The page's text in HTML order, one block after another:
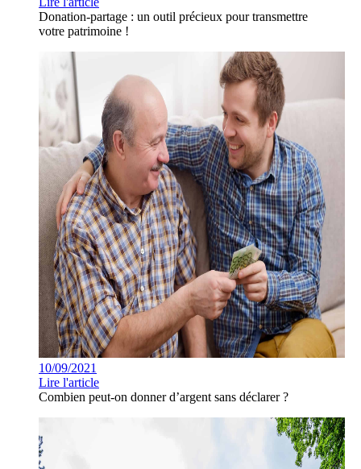
Donation-partage : un outil précieux pour transmettre
votre patrimoine !
10/09/2021
Lire l'article
Combien peut-on donner d’argent sans déclarer ?